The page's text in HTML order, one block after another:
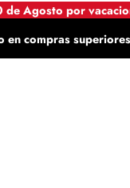
Agosto por
en compras